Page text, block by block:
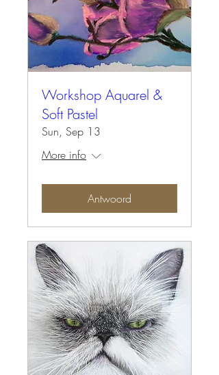
Workshop Aquarel &
Soft Pastel
Sun, Sep 13
More info
Antwoord